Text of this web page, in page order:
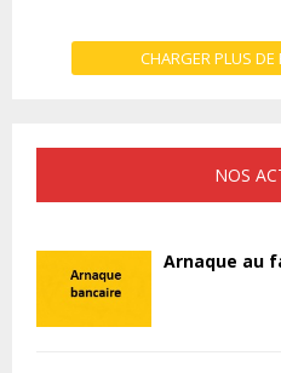
CHARGER PLUS
NOS
Arnaque au